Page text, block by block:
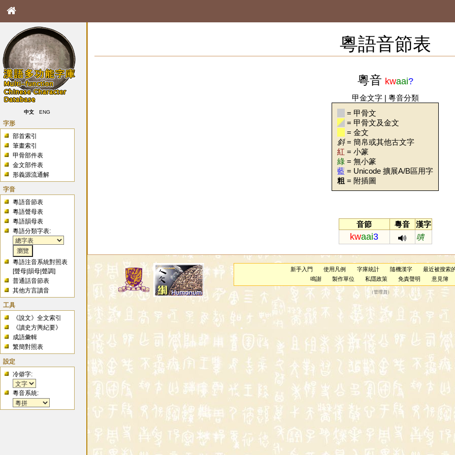
中文 ENG
字形
部首索引
筆畫索引
甲骨部件表
金文部件表
形義源流通解
字音
粵語音節表
粵語聲母表
粵語韻母表
粵語分類字表:
粵語注音系統對照表
[聲母 |韻母 |聲調]
普通話音節表
其他方言讀音
工具
《說文》全文索引
《讀史方輿紀要》
成語彙輯
繁簡對照表
設定
冷僻字:
粵音系統:
粵語音節表
粵音 kwaai?
甲金文字| 粵音分類
= 甲骨文
= 甲骨文及金文
= 金文
斜= 簡帛或其他古文字
紅 = 小篆
綠 = 無小篆
藍 = Unicode 擴展A/B區用字
粗 = 附插圖
音節 粵音 漢字
kwaai3 嘳
新手入門 使用凡例 字庫統計 隨機漢字
最近被搜索
鳴謝
製作單位 私隱政策 免責聲明 意見簿
（管理員 ）